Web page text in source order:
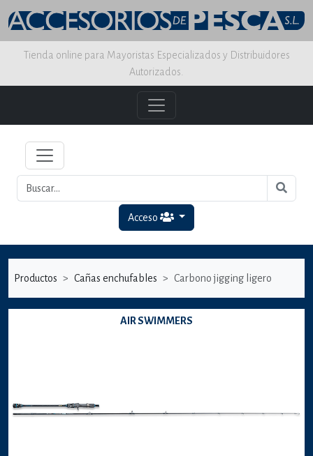
Tienda online para Mayoristas Especializados y Distribuidores
Autorizados.
Acceso
Productos Cañas enchufables Carbono jigging ligero
AIR SWIMMERS